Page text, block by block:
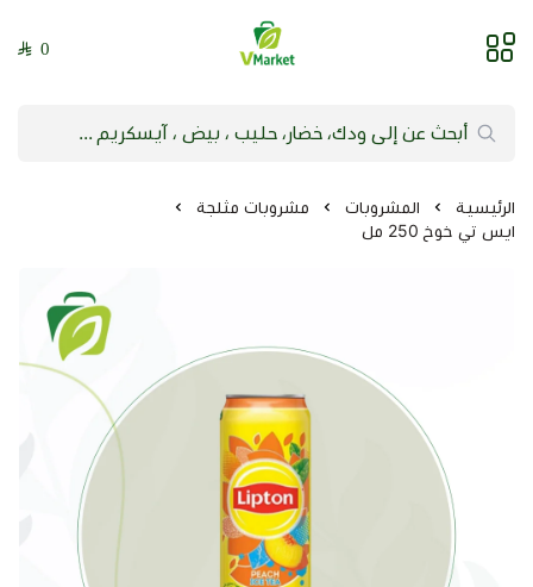
فيلج ماركت | VMarket
0
الرئيسية المشروبات
مشروبات مثلجة
ايس تي خوخ 250 مل